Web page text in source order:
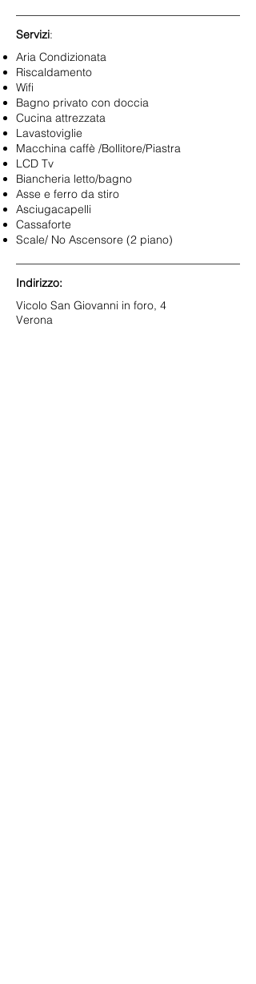
Servizi:
Aria Condizionata
Riscaldamento
Wifi
Bagno privato con doccia
Cucina attrezzata
Lavastoviglie
Macchina caffè /Bollitore/Piastra
LCD Tv
Biancheria letto/bagno
Asse e ferro da stiro
Asciugacapelli
Cassaforte
Scale/ No Ascensore (2 piano)
Indirizzo:
Vicolo San Giovanni in foro, 4
Verona